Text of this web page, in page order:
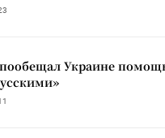
Украине